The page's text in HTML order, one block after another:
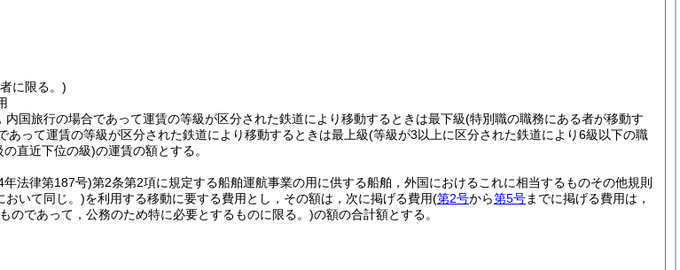
に限る。)
内国旅行の場合であって運賃の等級が区分された鉄道により移動するときは最下級(特別職の職務にある者が移動す
あって運賃の等級が区分された鉄道により移動するときは最上級(等級が3以上に区分された鉄道により6級以下の職
直近下位の級)の運賃の額とする。
年法律第187号)第2条第2項に規定する船舶運航事業の用に供する船舶，外国におけるこれに相当するものその他規則
おいて同じ。)を利用する移動に要する費用とし，その額は，次に掲げる費用(第2号から第5号までに掲げる費用は，
のであって，公務のため特に必要とするものに限る。)の額の合計額とする。